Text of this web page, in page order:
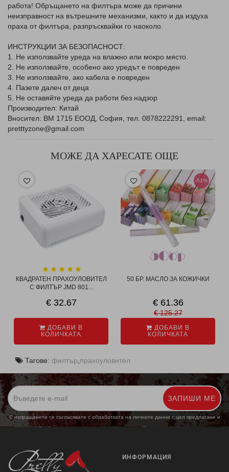
работа! Обръщането на филтъра може да причини
неизправност на вътрешните механизми, както и да издуха
праха от филтъра, разпръсквайки го наоколо.
ИНСТРУКЦИИ ЗА БЕЗОПАСНОСТ:
1. Не използвайте уреда на влажно или мокро място.
2. Не използвайте, особено ако уредът е повреден
3. Не използвайте, ако кабела е повреден
4. Пазете далеч от деца
5. Не оставяйте уреда да работи без надзор
Производител: Китай
Вносител: ВМ 1715 ЕООД, София, тел. 0878222291, email:
pretttyzone@gmail.com
МОЖЕ ДА ХАРЕСАТЕ ОЩЕ
КВАДРАТЕН ПРАХОУЛОВИТЕЛ
С ФИЛТЪР JMD 801...
€ 32.67
ДОБАВИ В
КОЛИЧКАТА
-51%
50 БР. МАСЛО ЗА КОЖИЧКИ
€ 61.36
€ 125.27
ДОБАВИ В
КОЛИЧКАТА
Тагове: филтър прахоуловител
ЗАПИШИ МЕ
С изпращането се съгласявате с обработката на личните данни с цел предлагане и
обработка на маркетингови предложения. Повече информация
ИНФОРМАЦИЯ